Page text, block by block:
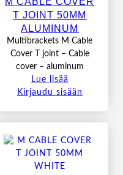
T JOINT 50MM
ALUMINUM
Multibrackets M Cable
Cover T joint – Cable
cover – aluminum
Lue lisää
Kirjaudu sisään